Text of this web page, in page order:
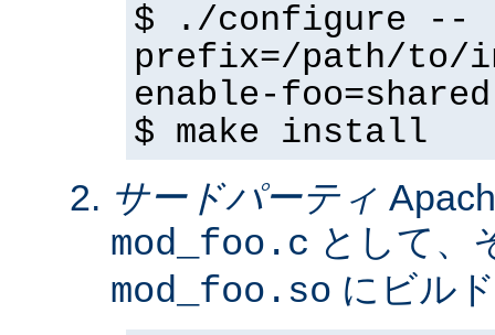
$ ./configure --
prefix=/path/
enable-foo=shared
$ make install
サードパーティ
mod_foo.c として、
mod_foo.so にビル